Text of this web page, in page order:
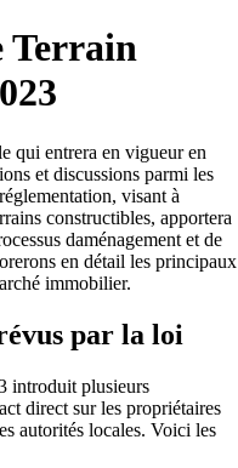
Terrain
qui entrera en vigueur en
et discussions parmi les
visant à
constructibles, apportera
daménagement et de
en détail les principaux
immobilier.
par la loi
introduit plusieurs
direct sur les propriétaires
autorités locales. Voici les